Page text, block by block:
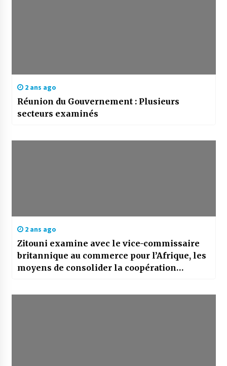
2 ans ago
Réunion du Gouvernement : Plusieurs
secteurs examinés
2 ans ago
Zitouni examine avec le vice-commissaire
britannique au commerce pour l’Afrique, les
moyens de consolider la coopération